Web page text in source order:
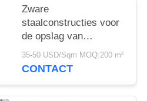
Zware
staalconstructies voor
de opslag van
cementfabrieken
35-50 USD/Sqm MOQ:200 m²
CONTACT